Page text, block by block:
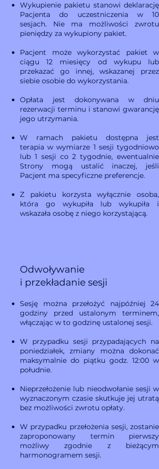
Wykupienie pakietu stanowi deklarację
Pacjenta do uczestniczenia w 10
sesjach. Nie ma możliwości zwrotu
pieniędzy za wykupiony pakiet.
Pacjent może wykorzystać pakiet w
ciągu 12 miesięcy od wykupu lub
przekazać go innej, wskazanej przez
siebie osobie do wykorzystania.
Opłata jest dokonywana w dniu
rezerwacji terminu i stanowi gwarancję
jego utrzymania.
W ramach pakietu dostępna jest
terapia w wymiarze 1 sesji tygodniowo
lub 1 sesji co 2 tygodnie, ewentualnie
Strony mogą ustalić inaczej, jeśli
Pacjent ma specyficzne preferencje.
Z pakietu korzysta wyłącznie osoba,
która go wykupiła lub wykupiła i
wskazała osobę z niego korzystającą.
Odwoływanie
i przekładanie sesji
Sesję można przełożyć najpóźniej 24
godziny przed ustalonym terminem,
włączając w to godzinę ustalonej sesji.
W przypadku sesji przypadających na
poniedziałek, zmiany można dokonać
maksymalnie do piątku godz. 12:00 w
południe.
Nieprzełożenie lub nieodwołanie sesji w
wyznaczonym czasie skutkuje jej utratą
bez możliwości zwrotu opłaty.
W przypadku przełożenia sesji, zostanie
zaproponowany termin pierwszy
możliwy zgodnie z bieżącym
harmonogramem sesji.